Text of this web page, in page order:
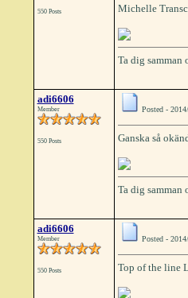
550 Posts Michelle
Ta dig
adi6606
Member
550 Posts
Posted -
Ganska så
Ta dig
adi6606
Member
550 Posts
Posted -
Top of the line